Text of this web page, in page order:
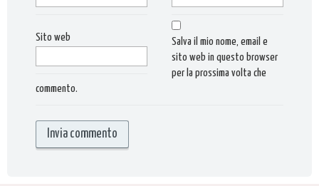
Sito web
Salva il mio nome, email e
sito web in questo browser
per la prossima volta che
commento.